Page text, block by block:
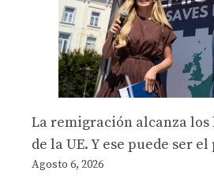
La remigración alcanza
de la UE. Y ese puede ser
Agosto 6, 2026